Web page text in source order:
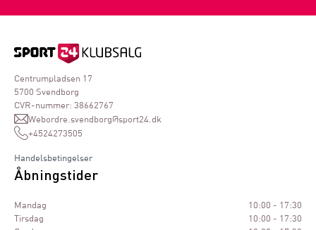
Centrumpladsen 17
5700 Svendborg
CVR-nummer: 38662767
Webordre.svendborg@sport24.dk
+4524273505
Handelsbetingelser
Åbningstider
Mandag
10:00 - 17:30
Tirsdag
10:00 - 17:30